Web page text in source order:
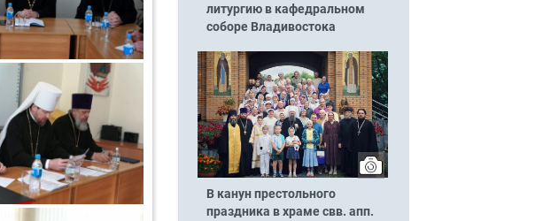
литургию в кафедральном
соборе Владивостока
В канун престольного
праздника в храме свв. апп.